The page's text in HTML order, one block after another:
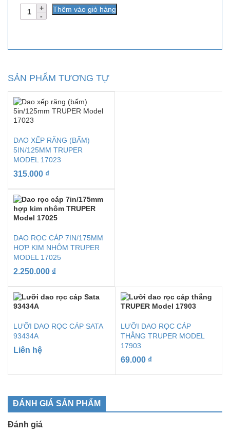
Số
lượng
Thêm vào giỏ hàng
SẢN PHẨM TƯƠNG TỰ
DAO XẾP RĂNG (BẤM)
5IN/125MM TRUPER
MODEL 17023
315.000 ₫
DAO RỌC CÁP 7IN/175MM
HỢP KIM NHÔM TRUPER
MODEL 17025
2.250.000 ₫
LƯỠI DAO RỌC CÁP SATA
93434A
Liên hệ
LƯỠI DAO RỌC CÁP
THẲNG TRUPER MODEL
17903
69.000 ₫
ĐÁNH GIÁ SẢN PHẨM
Đánh giá